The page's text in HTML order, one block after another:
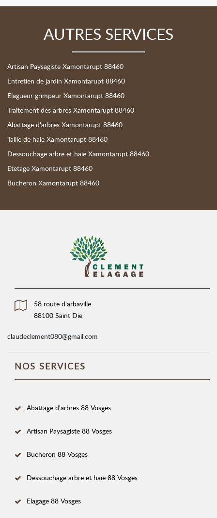
AUTRES SERVICES
Artisan Paysagiste Xamontarupt 88460
Entretien de jardin Xamontarupt 88460
Elagueur grimpeur Xamontarupt 88460
Traitement des arbres Xamontarupt 88460
Abattage d'arbres Xamontarupt 88460
Taille de haie Xamontarupt 88460
Dessouchage arbre et haie Xamontarupt 88460
Etetage Xamontarupt 88460
Bucheron Xamontarupt 88460
58 route d'arbaville
88100 Saint Die
claudeclement080@gmail.com
NOS SERVICES
Abattage d'arbres 88 Vosges
Artisan Paysagiste 88 Vosges
Bucheron 88 Vosges
Dessouchage arbre et haie 88 Vosges
Elagage 88 Vosges